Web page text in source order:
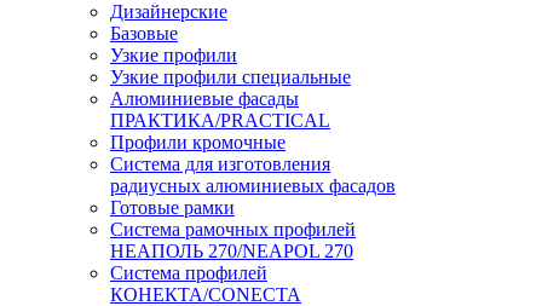
Дизайнерские
Базовые
Узкие профили
Узкие профили специальные
Алюминиевые фасады
ПРАКТИКА/PRACTICAL
Профили кромочные
Система для изготовления
радиусных алюминиевых фасадов
Готовые рамки
Система рамочных профилей
НЕАПОЛЬ 270/NEAPOL 270
Система профилей
КОНЕКТА/CONECTA